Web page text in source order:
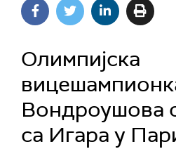
Олимпијска
Вондроушова
са Игара у